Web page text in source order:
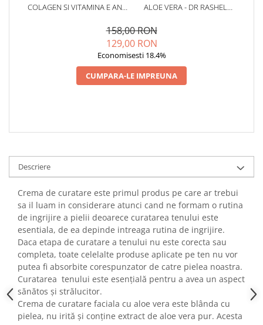
COLAGEN SI VITAMINA E ANTI
INSTANTLY SMOOTH - 50 ML
ALOE VERA - DR RASHEL
158,00 RON
129,00 RON
Economisesti 18.4%
CUMPARA-LE IMPREUNA
Descriere
Crema de curatare este primul produs pe care ar trebui
sa il luam in considerare atunci cand ne formam o rutina
de ingrijire a pielii deoarece curatarea tenului este
esentiala, de ea depinde intreaga rutina de ingrijire.
Daca etapa de curatare a tenului nu este corecta sau
completa, toate celelalte produse aplicate pe ten nu vor
putea fi absorbite corespunzator de catre pielea noastra.
Curatarea tenului este esențială pentru a avea un aspect
sănătos și strălucitor.
Crema de curatare faciala cu aloe vera este blânda cu
pielea, nu irită și conține extract de aloe vera pur. Acesta